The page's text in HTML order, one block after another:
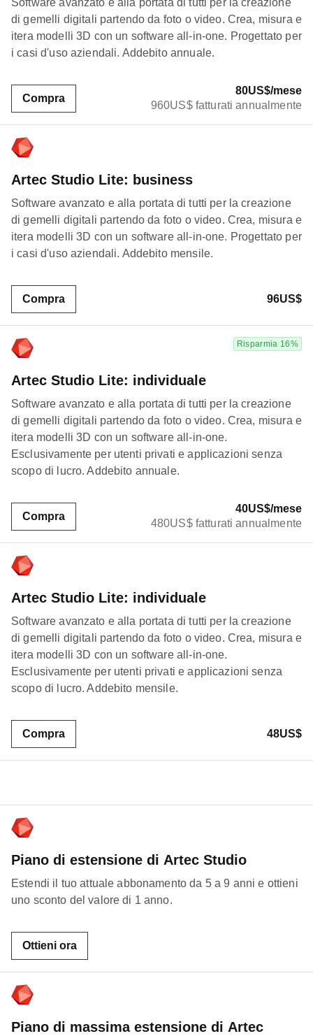
Software avanzato e alla portata di tutti per la creazione
di gemelli digitali partendo da foto o video. Crea, misura e
itera modelli 3D con un software all-in-one. Progettato per
i casi d'uso aziendali. Addebito annuale.
Compra
80US$/mese
960US$ fatturati annualmente
Artec Studio Lite: business
Software avanzato e alla portata di tutti per la creazione
di gemelli digitali partendo da foto o video. Crea, misura e
itera modelli 3D con un software all-in-one. Progettato per
i casi d'uso aziendali. Addebito mensile.
Compra 96US$
Risparmia 16%
Artec Studio Lite: individuale
Software avanzato e alla portata di tutti per la creazione
di gemelli digitali partendo da foto o video. Crea, misura e
itera modelli 3D con un software all-in-one.
Esclusivamente per utenti privati e applicazioni senza
scopo di lucro. Addebito annuale.
Compra
40US$/mese
480US$ fatturati annualmente
Artec Studio Lite: individuale
Software avanzato e alla portata di tutti per la creazione
di gemelli digitali partendo da foto o video. Crea, misura e
itera modelli 3D con un software all-in-one.
Esclusivamente per utenti privati e applicazioni senza
scopo di lucro. Addebito mensile.
Compra 48US$
Piano di estensione di Artec Studio
Estendi il tuo attuale abbonamento da 5 a 9 anni e ottieni
uno sconto del valore di 1 anno.
Ottieni ora
Piano di massima estensione di Artec